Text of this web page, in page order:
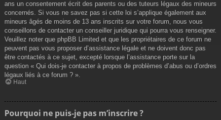
ans un consentement écrit des parents ou des tuteurs légaux des mineurs
concernés. Si vous ne savez pas si cette loi s’applique également aux
mineurs âgés de moins de 13 ans inscrits sur votre forum, nous vous
conseillons de contacter un conseiller juridique qui pourra vous renseigner.
Veuillez noter que phpBB Limited et que les propriétaires de ce forum ne
peuvent pas vous proposer d’assistance légale et ne doivent donc pas
être contactés à ce sujet, excepté lorsque l’assistance porte sur la
question « Qui dois-je contacter à propos de problèmes d’abus ou d’ordres
légaux liés à ce forum ? ».
Haut
Pourquoi ne puis-je pas m’inscrire ?